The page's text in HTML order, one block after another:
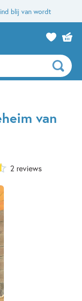
blij van wordt
van
2 reviews